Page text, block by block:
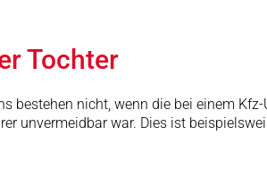
Tochter
bestehen nicht, wenn die bei einem
unvermeidbar war. Dies ist